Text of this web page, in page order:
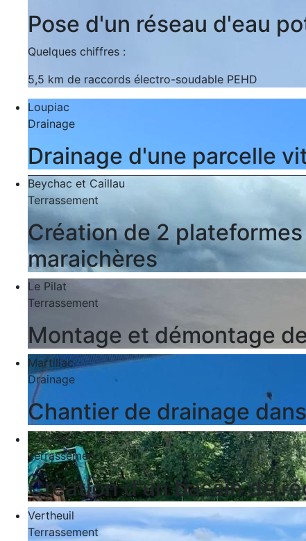
Pose d'un réseau d'eau
Quelques chiffres :
5,5 km de raccords électro-soudable PEHD
Loupiac
Drainage
Drainage d'une parcelle
Beychac et Caillau
Terrassement
Création de 2
maraichères
Le Pilat
Terrassement
Montage et démontage
Martillac
Drainage
Chantier de drainage
Léognan
Terrassement
Création d'un bassin de
Vertheuil
Terrassement